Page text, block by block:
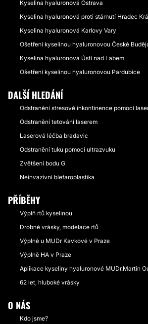
Kyselina hyaluronová Ostrava
Kyselina hyaluronová proti stárnutí Hradec
Kyselina hyaluronová Karlovy Vary
Ošetření kyselinou hyaluronovou České
Kyselina hyaluronová Ústí nad Labem
Ošetření kyselinou hyaluronovou Pardubice
DALŠÍ HLEDÁNÍ
Odstranění stresové inkontinence pomocí
Odstranění tetování laserem
Laserová léčba bradavic
Odstranění tuku pomocí ultrazvuku
Zvětšení bodu G
Neinvazivní blefaroplastika
PŘÍBĚHY
Výplň rtů kyselinou
Drobné vrásky, modelace rtů
Výplně u MUDr Kavkové v Praze
Výplně HA v Praze
Aplikace kyseliny hyaluronové MUDr.Martin
62 let, hluboké vrásky
O NÁS
Kdo jsme?